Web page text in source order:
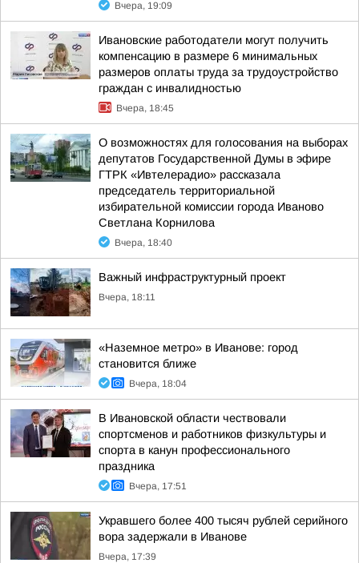
Вчера, 19:09
Ивановские работодатели могут получить
компенсацию в размере 6 минимальных
размеров оплаты труда за трудоустройство
граждан с инвалидностью
Вчера, 18:45
О возможностях для голосования на выборах
депутатов Государственной Думы в эфире
ГТРК «Ивтелерадио» рассказала
председатель территориальной
избирательной комиссии города Иваново
Светлана Корнилова
Вчера, 18:40
Важный инфраструктурный проект
Вчера, 18:11
«Наземное метро» в Иванове: город
становится ближе
Вчера, 18:04
В Ивановской области чествовали
спортсменов и работников физкультуры и
спорта в канун профессионального
праздника
Вчера, 17:51
Укравшего более 400 тысяч рублей серийного
вора задержали в Иванове
Вчера, 17:39